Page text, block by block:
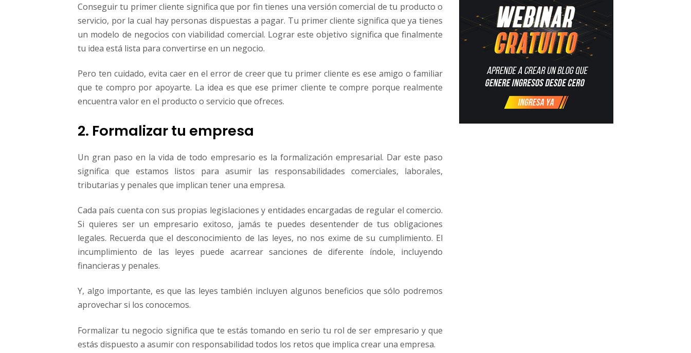
Conseguir tu primer cliente significa que por fin tienes una versión comercial de tu producto o
servicio, por la cual hay personas dispuestas a pagar. Tu primer cliente significa que ya tienes
un modelo de negocios con viabilidad comercial. Lograr este objetivo significa que finalmente
tu idea está lista para convertirse en un negocio.
Pero ten cuidado, evita caer en el error de creer que tu primer cliente es ese amigo o familiar
que te compro por apoyarte. La idea es que ese primer cliente te compre porque realmente
encuentra valor en el producto o servicio que ofreces.
2. Formalizar tu empresa
Un gran paso en la vida de todo empresario es la formalización empresarial. Dar este paso
significa que estamos listos para asumir las responsabilidades comerciales, laborales,
tributarias y penales que implican tener una empresa.
Cada país cuenta con sus propias legislaciones y entidades encargadas de regular el comercio.
Si quieres ser un empresario exitoso, jamás te puedes desentender de tus obligaciones
legales. Recuerda que el desconocimiento de las leyes, no nos exime de su cumplimiento. El
incumplimiento de las leyes puede acarrear sanciones de diferente índole, incluyendo
financieras y penales.
Y, algo importante, es que las leyes también incluyen algunos beneficios que sólo podremos
aprovechar si los conocemos.
Formalizar tu negocio significa que te estás tomando en serio tu rol de ser empresario y que
estás dispuesto a asumir con responsabilidad todos los retos que implica crear una empresa.